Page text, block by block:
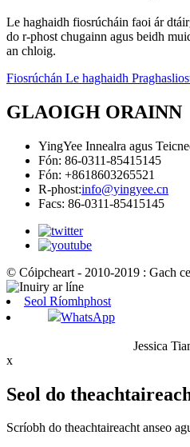
Le haghaidh fiosrúcháin faoi ár
do r-phost chugainn agus beidh
an chloig.
Fiosrúchán Le haghaidh
GLAOIGH ORAINN
YingYee Innealra agus
Fón: 86-0311-85415145
Fón: +8618603265521
R-phost:info@yingyee.cn
Facs: 86-0311-85415145
© Cóipcheart - 2010-2019 : Gach
Seol Ríomhphost
WhatsApp
Jessica
x
Seol do
Scríobh do theachtaireacht anseo